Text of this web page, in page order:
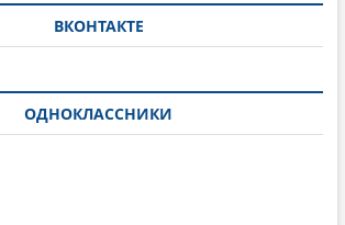
ВКОНТАКТЕ
ОДНОКЛАССНИКИ